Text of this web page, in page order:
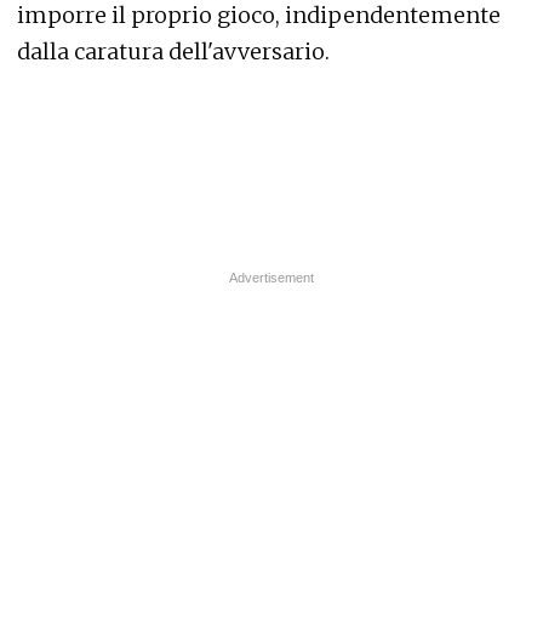
imporre il proprio gioco, indipendentemente
dalla caratura dell'avversario.